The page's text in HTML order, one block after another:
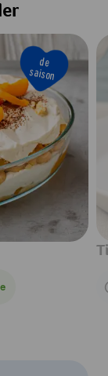
de
saison